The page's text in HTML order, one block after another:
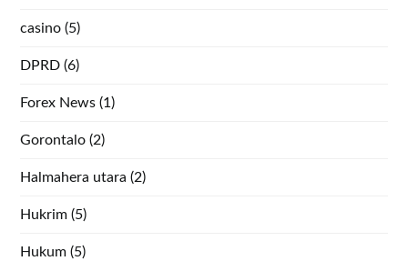
casino (5)
DPRD (6)
Forex News (1)
Gorontalo (2)
Halmahera utara (2)
Hukrim (5)
Hukum (5)